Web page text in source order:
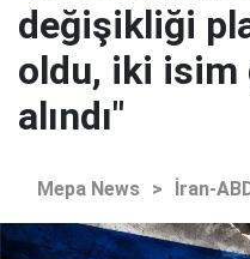
değişikliği
oldu, iki isim
alındı"
Mepa News > İran-